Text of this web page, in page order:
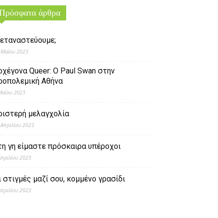
άρθρα
2023
Queer: O Paul Swan στην
Αθήνα
2023
μελαγχολία
2023
γη είμαστε πρόσκαιρα υπέροχοι
2023
στιγμές μαζί σου, κομμένο γρασίδι
2023